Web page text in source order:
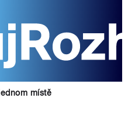
místě